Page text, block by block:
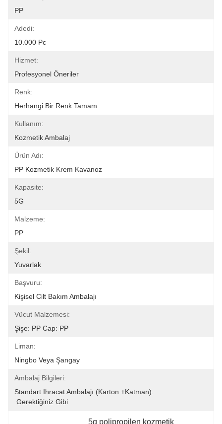
PP
Adedi:
10.000 Pc
Hizmet:
Profesyonel Öneriler
Renk:
Herhangi Bir Renk Tamam
Kullanım:
Kozmetik Ambalaj
Ürün Adı:
PP Kozmetik Krem Kavanoz
Kapasite:
5G
Malzeme:
PP
Şekil:
Yuvarlak
Başvuru:
Kişisel Cilt Bakım Ambalajı
Vücut Malzemesi:
Şişe: PP Cap: PP
Liman:
Ningbo Veya Şangay
Ambalaj Bilgileri:
Standart Ihracat Ambalajı (karton +katman).
Gerektiğiniz Gibi
5g polipropilen kozmetik